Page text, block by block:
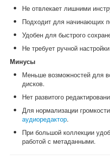
Не отвлекает лишними
Подходит для начинающих
Удобен для быстрого
Не требует ручной
Минусы
Меньше возможностей для
дисков.
Нет развитого
Для нормализации
аудиоредактор.
При большой коллекции
работой с метаданными.